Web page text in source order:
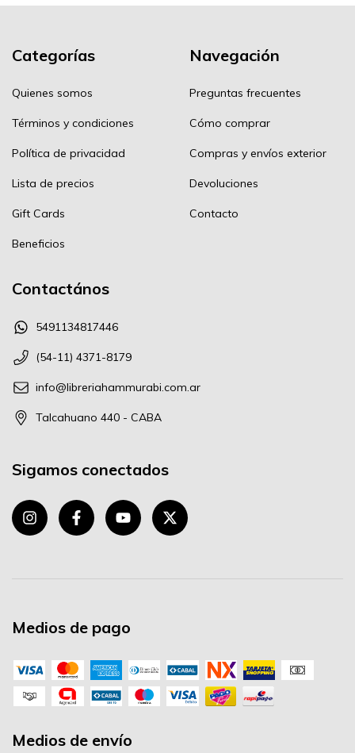
Categorías
Quienes somos
Términos y condiciones
Política de privacidad
Lista de precios
Gift Cards
Beneficios
Navegación
Preguntas frecuentes
Cómo comprar
Compras y envíos exterior
Devoluciones
Contacto
Contactános
5491134817446
(54-11) 4371-8179
info@libreriahammurabi.com.ar
Talcahuano 440 - CABA
Sigamos conectados
Medios de pago
Medios de envío